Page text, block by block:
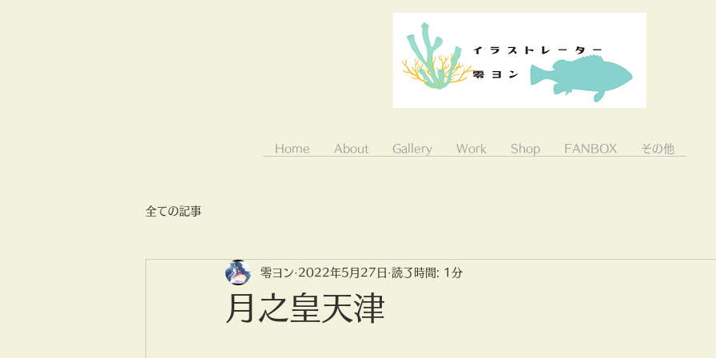
Home About Gallery Work Shop FANBOX その他
全ての記事
月之皇天津
零ヨン 2022年5月27日 読了時間: 1分